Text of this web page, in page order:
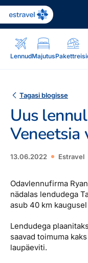
LennudMajutus
ET RU EN
Inspiratsioon &
Blogi, sihtkohad,
Blogi
Podcastid
Uudiskiri
Reisiajakiri
Reisidele lisaks
Järelmaks, Estraveli
Järelmaks
Estraveli
Reisitarvete
Boonuspunktid,
Kuldkaart
Meist
Ettevõttest,
Tagasi blogisse
Uus
Veneetsia
13.06.2022 Estravel
Odavlennufirma
nädalas lendudega
asub 40 km
Lendudega
saavad toimuma
laupäeviti.